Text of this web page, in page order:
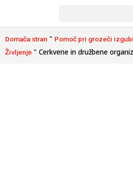
Domača stran " Pomoč pri grozeči
Življenje " Cerkvene in družbene